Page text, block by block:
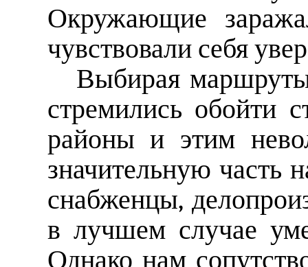
Окружающие
чувствовали себя
Выбирая
стремились обойти
районы и этим
значительную часть
снабженцы,
в лучшем случае
Однако нам